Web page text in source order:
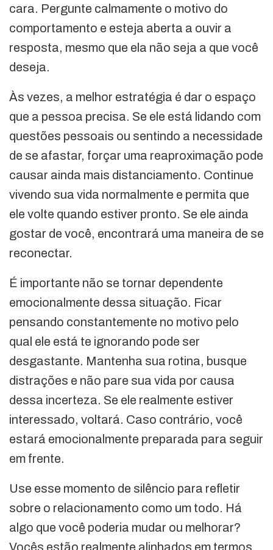
cara. Pergunte calmamente o motivo do
comportamento e esteja aberta a ouvir a
resposta, mesmo que ela não seja a que você
deseja.
Às vezes, a melhor estratégia é dar o espaço
que a pessoa precisa. Se ele está lidando com
questões pessoais ou sentindo a necessidade
de se afastar, forçar uma reaproximação pode
causar ainda mais distanciamento. Continue
vivendo sua vida normalmente e permita que
ele volte quando estiver pronto. Se ele ainda
gostar de você, encontrará uma maneira de se
reconectar.
É importante não se tornar dependente
emocionalmente dessa situação. Ficar
pensando constantemente no motivo pelo
qual ele está te ignorando pode ser
desgastante. Mantenha sua rotina, busque
distrações e não pare sua vida por causa
dessa incerteza. Se ele realmente estiver
interessado, voltará. Caso contrário, você
estará emocionalmente preparada para seguir
em frente.
Use esse momento de silêncio para refletir
sobre o relacionamento como um todo. Há
algo que você poderia mudar ou melhorar?
Vocês estão realmente alinhados em termos